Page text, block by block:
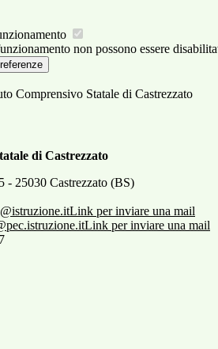
non possono essere
Comprensivo Statale di Castrezzato
di Castrezzato
- 25030 Castrezzato (BS)
Link per inviare una mail
Link per inviare una mail